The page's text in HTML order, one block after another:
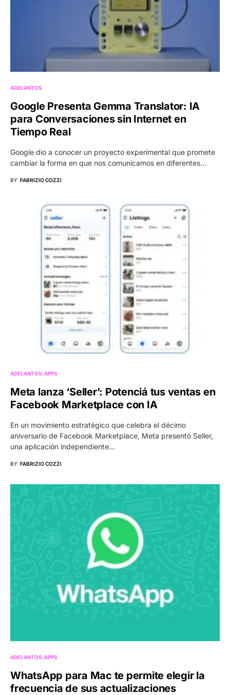
ADELANTOS
Google Presenta Gemma Translator: IA
para Conversaciones sin Internet en
Tiempo Real
Google dio a conocer un proyecto experimental que promete
cambiar la forma en que nos comunicamos en diferentes…
BY FABRIZIO COZZI
ADELANTOS APPS
Meta lanza ‘Seller’: Potenciá tus ventas en
Facebook Marketplace con IA
En un movimiento estratégico que celebra el décimo
aniversario de Facebook Marketplace, Meta presentó Seller,
una aplicación independiente…
BY FABRIZIO COZZI
ADELANTOS APPS
WhatsApp para Mac te permite elegir la
frecuencia de sus actualizaciones